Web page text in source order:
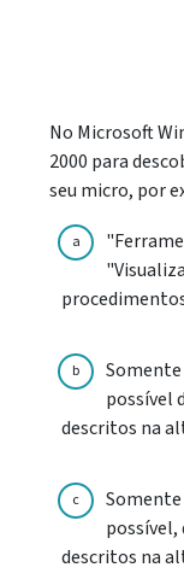
No Microsoft
2000 para
seu micro, por
a
b
possível
descritos na
c
Somente
possível,
descritos na